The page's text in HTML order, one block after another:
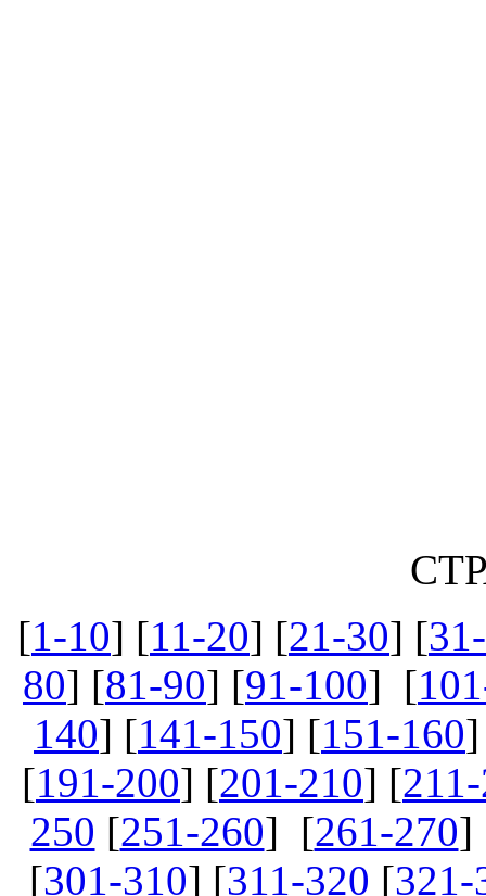
[1-10] [11-20] [21-30] [
80] [81-90] [91-100] [
140] [141-150] [151-160
[191-200] [201-210] [
250 [251-260] [261-270]
[301-310] [311-320 [321-